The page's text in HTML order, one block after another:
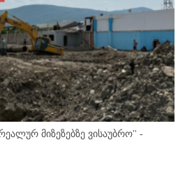
მიზეზებზე ვისაუბრო'' -